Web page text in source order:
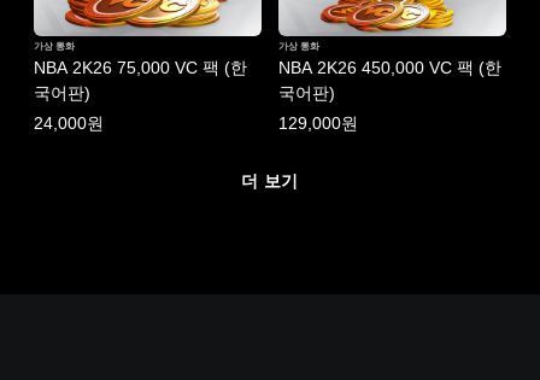
NBA 2K26 75,000 VC 팩 (한
국어판)
가상 통화
24,000원
NBA 2K26 450,000 VC 팩 (한
국어판)
가상 통화
129,000원
더 보기